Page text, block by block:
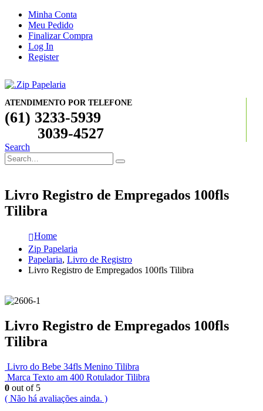
Minha Conta
Meu Pedido
Finalizar Compra
Log In
Register
ATENDIMENTO POR TELEFONE
(61) 3233-5939
3039-4527
Search
Livro Registro de Empregados 100fls
Tilibra
Home
Zip Papelaria
Papelaria, Livro de Registro
Livro Registro de Empregados 100fls Tilibra
Livro Registro de Empregados 100fls
Tilibra
Livro do Bebe 34fls Menino Tilibra
Marca Texto am 400 Rotulador Tilibra
0 out of 5
( Não há avaliações ainda. )